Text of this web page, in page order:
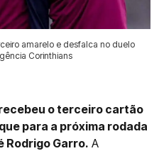
amarelo e desfalca no duelo
Corinthians
o terceiro cartão
para a próxima rodada
Rodrigo Garro. A